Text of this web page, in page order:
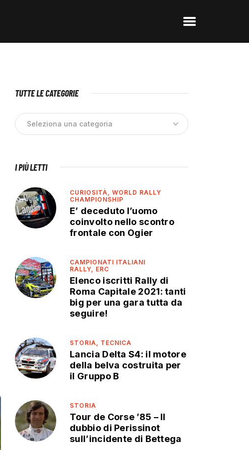
TUTTE LE CATEGORIE
I PIÙ LETTI
CURIOSITÀ,WORLD RALLY
CHAMPIONSHIP
E’ deceduto l’uomo
coinvolto nello scontro
frontale con Ogier
CAMPIONATI ITALIANI
RALLY, ERC
Elenco iscritti Rally di
Roma Capitale 2021: tanti
big per una gara tutta da
seguire!
STORIA, TECNICA
Lancia Delta S4: il motore
della belva costruita per
il Gruppo B
STORIA
Tour de Corse ’85 – Il
dubbio di Perissinot
sull’incidente di Bettega